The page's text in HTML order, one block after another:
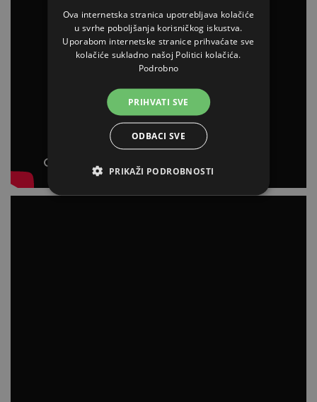
Ova internetska stranica upotrebljava kolačiće
u svrhe poboljšanja korisničkog iskustva.
Uporabom internetske stranice prihvaćate sve
kolačiće sukladno našoj Politici kolačića.
Podrobno
PRIHVATI SVE
ODBACI SVE
PRIKAŽI PODROBNOSTI